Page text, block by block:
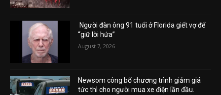
Người đàn ông 91 tuổi ở Florida giết vợ để
“giữ lời hứa”
August 7, 2026
Newsom công bố chương trình giảm giá
tức thì cho người mua xe điện lần đầu.